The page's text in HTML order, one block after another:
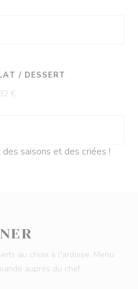
/ DESSERT
32 €
saisons et des criées !
au choix à l'ardoise. Menu
auprès du chef.